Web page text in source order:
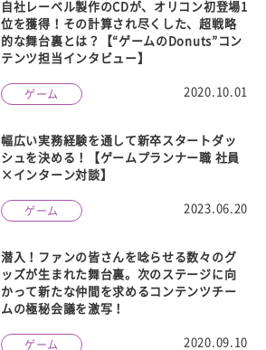
ゲーム 2020.10.01
自社レーベル製作のCDが、オリコン初登場1
位を獲得！その計算され尽くした、超戦略
的な舞台裏とは？【“ゲームのDonuts”コン
テンツ担当インタビュー】
ゲーム 2023.06.20
幅広い実務経験を通して新卒スタートダッ
シュを決める！【ゲームプランナー職 社員
×インターン対談】
ゲーム 2020.09.10
潜入！ファンの皆さんを唸らせる数々のグ
ッズが生まれた舞台裏。次のステージに向
かって新たな仲間を求めるコンテンツチー
ムの極秘会議を激写！